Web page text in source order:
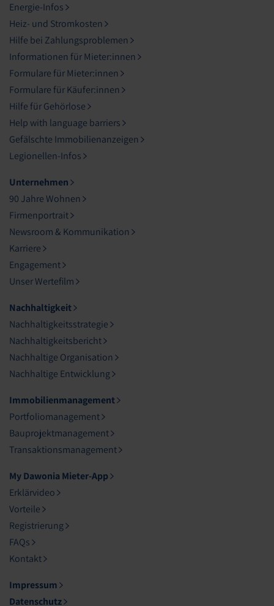
Energie-Infos
Heiz- und Stromkosten
Hilfe bei Zahlungsproblemen
Informationen für Mieter:innen
Formulare für Mieter:innen
Formulare für Käufer:innen
Hilfe für Gehörlose
Help with language barriers
Gefälschte Immobilienanzeigen
Legionellen-Infos
Unternehmen
90 Jahre Wohnen
Firmenportrait
Newsroom & Kommunikation
Karriere
Engagement
Unser Wertefilm
Nachhaltigkeit
Nachhaltigkeitsstrategie
Nachhaltigkeitsbericht
Nachhaltige Organisation
Nachhaltige Entwicklung
Immobilienmanagement
Portfoliomanagement
Bauprojektmanagement
Transaktionsmanagement
My Dawonia Mieter-App
Erklärvideo
Vorteile
Registrierung
FAQs
Kontakt
Impressum
Datenschutz